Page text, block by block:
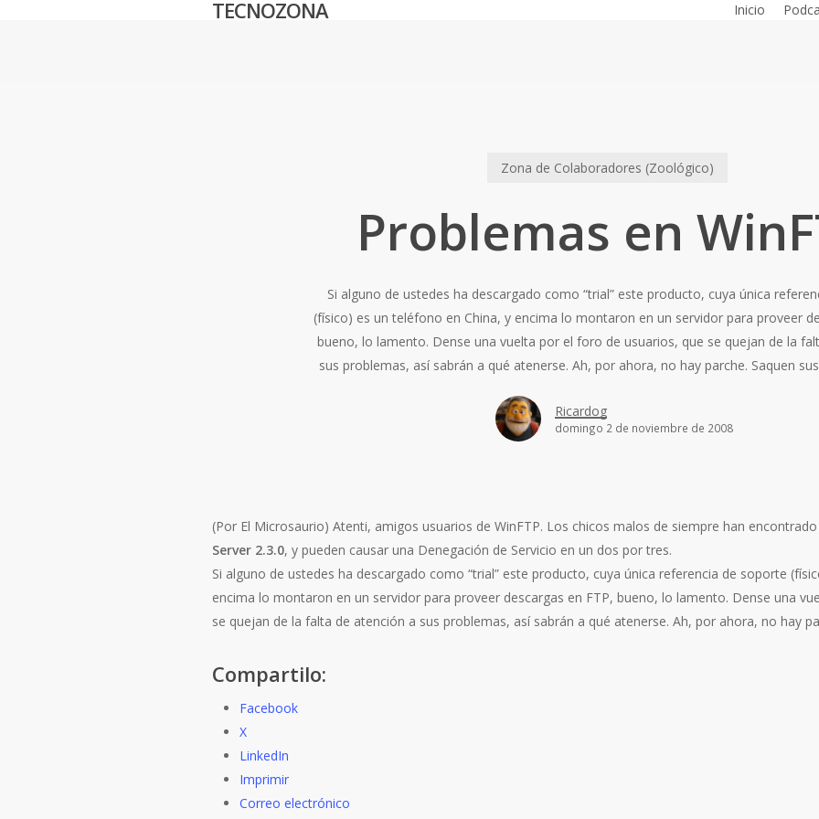
TECNOZONA Inicio
Zona de Colaboradores (Zoológico)
Problemas en
Si alguno de ustedes ha descargado como “trial” este producto, cuya única
(físico) es un teléfono en China, y encima lo montaron en un servidor para proveer
bueno, lo lamento. Dense una vuelta por el foro de usuarios, que se quejan de la
sus problemas, así sabrán a qué atenerse. Ah, por ahora, no hay parche. Saquen
Ricardog
domingo 2 de noviembre de 2008
(Por El Microsaurio) Atenti, amigos usuarios de WinFTP. Los chicos malos de siempre han
Server 2.3.0, y pueden causar una Denegación de Servicio en un dos por tres.
Si alguno de ustedes ha descargado como “trial” este producto, cuya única referencia de soporte
encima lo montaron en un servidor para proveer descargas en FTP, bueno, lo lamento. Dense una
se quejan de la falta de atención a sus problemas, así sabrán a qué atenerse. Ah, por ahora, no hay
Compartilo:
Facebook
X
LinkedIn
Imprimir
Correo electrónico